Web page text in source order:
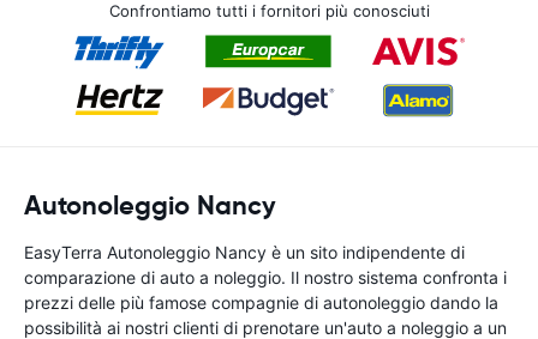
Confrontiamo tutti i fornitori più conosciuti
Autonoleggio Nancy
EasyTerra Autonoleggio Nancy è un sito indipendente di
comparazione di auto a noleggio. Il nostro sistema confronta i
prezzi delle più famose compagnie di autonoleggio dando la
possibilità ai nostri clienti di prenotare un'auto a noleggio a un